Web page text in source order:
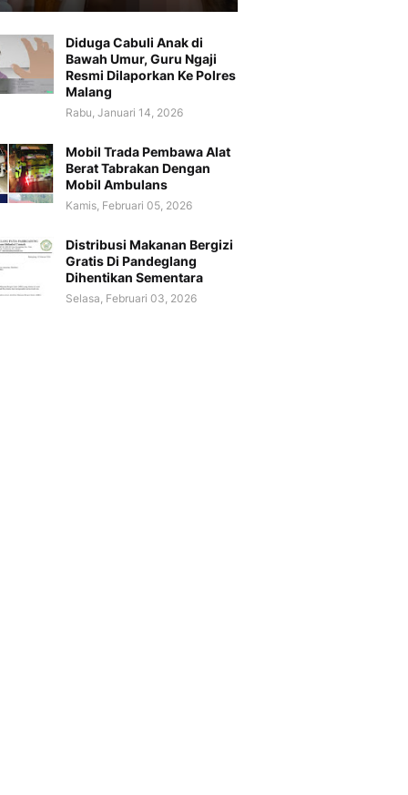
Diduga Cabuli Anak di
Bawah Umur, Guru Ngaji
Resmi Dilaporkan Ke Polres
Malang
Rabu, Januari 14, 2026
Mobil Trada Pembawa Alat
Berat Tabrakan Dengan
Mobil Ambulans
Kamis, Februari 05, 2026
Distribusi Makanan Bergizi
Gratis Di Pandeglang
Dihentikan Sementara
Selasa, Februari 03, 2026